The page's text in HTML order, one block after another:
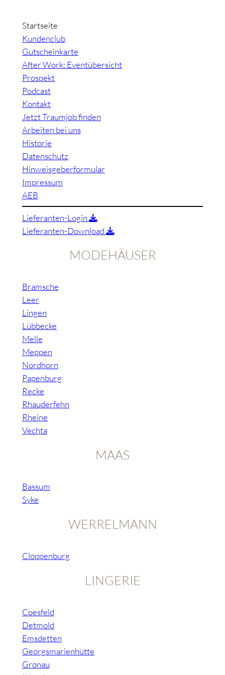
Startseite
Kundenclub
Gutscheinkarte
After Work: Eventübersicht
Prospekt
Podcast
Kontakt
Jetzt Traumjob finden
Arbeiten bei uns
Historie
Datenschutz
Hinweisgeberformular
Impressum
AEB
Lieferanten-Login
Lieferanten-Download
MODEHÄUSER
Bramsche
Leer
Lingen
Lübbecke
Melle
Meppen
Nordhorn
Papenburg
Recke
Rhauderfehn
Rheine
Vechta
MAAS
Bassum
Syke
WERRELMANN
Cloppenburg
LINGERIE
Coesfeld
Detmold
Emsdetten
Georgsmarienhütte
Gronau